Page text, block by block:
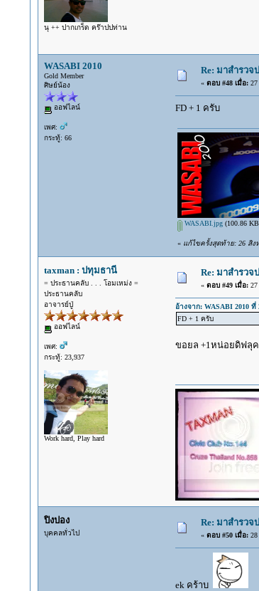
นุ ++ ปากเกร็ด คร๊าปปท่าน
WASABI 2010
Gold Member
ศิษย์น้อง
ออฟไลน์
เพศ:
กระทู้: 66
Re: มาสำรวจ
« ตอบ #48 เมื่อ:27
FD + 1 ครับ
WASABI.jpg(100.86
« แก้ไขครั้งสุดท้าย: 26 สิงห
taxman : ปทุมธานี
= ประธานคลับ . . . โอมเหม่ง =
ประธานคลับ
อาจารย์ปู่
ออฟไลน์
เพศ:
กระทู้: 23,937
Work hard, Play hard
Re: มาสำรวจ
« ตอบ #49 เมื่อ:27
อ้างจาก: WASABI 2010 ที่
FD + 1 ครับ
ขอยล +1หน่อยดิฟลุ
ปิงปอง
บุคคลทั่วไป
Re: มาสำรวจ
« ตอบ #50 เมื่อ:28
ek คร้าบ